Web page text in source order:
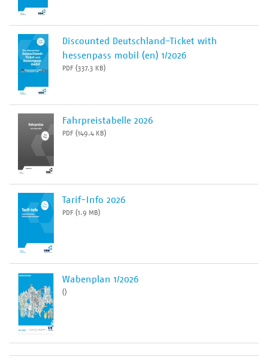
Discounted Deutschland-Ticket with
hessenpass mobil (en) 1/2026
PDF (337.3 KB)
Fahrpreistabelle 2026
PDF (149.4 KB)
Tarif-Info 2026
PDF (1.9 MB)
Wabenplan 1/2026
()